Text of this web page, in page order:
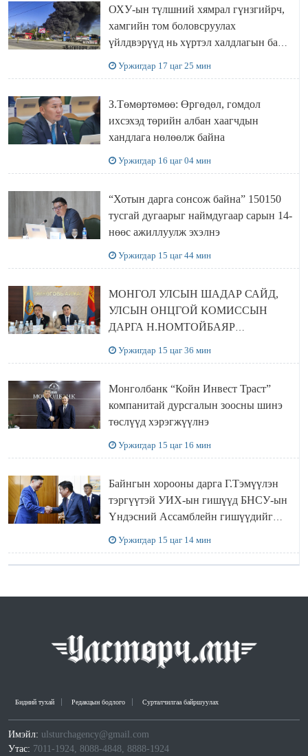
ОХУ-ын түлшний хямрал гүнзгийрч,
хамгийн том боловсруулах
үйлдвэрүүд нь хүртэл халдлагын бай
Уржигдар 17 цаг 25 мин
З.Төмөртөмөө: Өргөдөл, гомдол
ихсэхэд төрийн албан хаагчдын
хандлага нөлөөлж байна
Уржигдар 16 цаг 04 мин
“Хотын дарга сонсож байна” 150150
тусгай дугаарыг наймдугаар сарын 14-
нөөс ажиллуулж эхэлнэ
Уржигдар 15 цаг 44 мин
МОНГОЛ УЛСЫН ШАДАР САЙД,
УЛСЫН ОНЦГОЙ КОМИССЫН
ДАРГА Н.НОМТОЙБАЯР
Уржигдар 15 цаг 36 мин
Монголбанк “Койн Инвест Траст”
компанитай дурсгалын зоосны шинэ
төслүүд хэрэгжүүлнэ
Уржигдар 15 цаг 16 мин
Байнгын хорооны дарга Г.Тэмүүлэн
тэргүүтэй УИХ-ын гишүүд БНСУ-ын
Үндэсний Ассамблейн гишүүдийг
Уржигдар 15 цаг 14 мин
Бидний тухай Редакцын бодлого Сурталчилгаа байршуулах
Имэйл: ulsturchagency@gmail.com
Утас: 7011-1924, 8088-4848, 8888-1924